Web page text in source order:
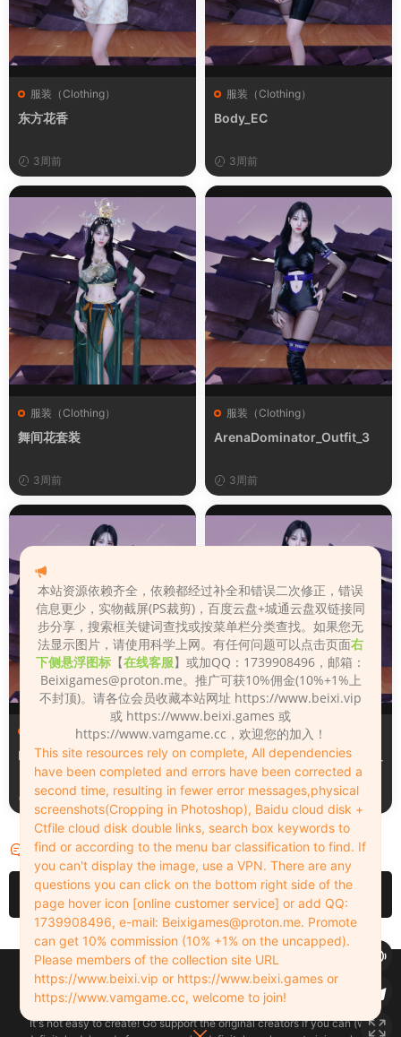
服装（Clothing）
东方花香
3周前
服装（Clothing）
Body_EC
3周前
服装（Clothing）
舞间花套装
3周前
服装（Clothing）
ArenaDominator_Outfit_3
3周前
服装（Clothing）
Leopard_print_office_suit
3周前
服装（Clothing）
Lacquer_leather_two_tone_
tight_mini_skirt
3周前
评论 0
请先登录
Copyleft © 2022-2026 beixi.vip - All Rights Freedom！
创作不易！有能力的同学可以去支持一下原创作者（我们绝对支持），当然
了，您加入这里我们也绝对欢迎！
It's not easy to create! Go support the original creators if you can (we
本站资源依赖齐全，依赖都经过补全和错误二次修正，错误
信息更少，实物截屏(PS裁剪)，百度云盘+城通云盘双链接同
步分享，搜索框关键词查找或按菜单栏分类查找。如果您无
法显示图片，请使用科学上网。有任何问题可以点击页面右
下侧悬浮图标 【在线客服】或加QQ：1739908496，邮箱：
Beixigames@proton.me。推广可获10%佣金(10%+1%上
不封顶)。请各位会员收藏本站网址 https://www.beixi.vip
或 https://www.beixi.games 或
https://www.vamgame.cc，欢迎您的加入！
This site resources rely on complete, All dependencies
have been completed and errors have been corrected a
second time, resulting in fewer error messages,physical
screenshots(Cropping in Photoshop), Baidu cloud disk +
Ctfile cloud disk double links, search box keywords to
find or according to the menu bar classification to find. If
you can't display the image, use a VPN. There are any
questions you can click on the bottom right side of the
page hover icon [online customer service] or add QQ:
1739908496, e-mail: Beixigames@proton.me. Promote
can get 10% commission (10% +1% on the uncapped).
Please members of the collection site URL
https://www.beixi.vip or https://www.beixi.games or
https://www.vamgame.cc, welcome to join!